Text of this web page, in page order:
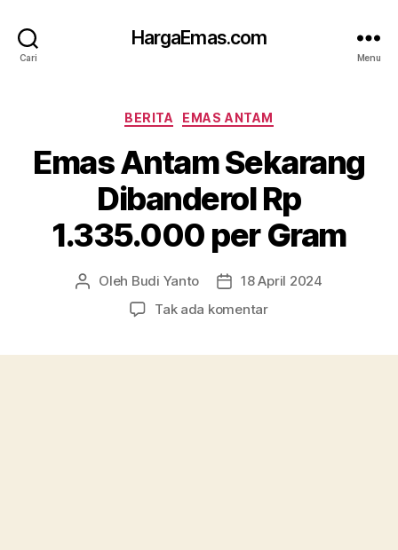
Cari
HargaEmas.com
Menu
Kategori
BERITA EMAS ANTAM
Emas Antam Sekarang
Dibanderol Rp
1.335.000 per Gram
Penulis
Oleh Budi Yanto
Tanggal
18 April 2024
Tak ada komentarpada